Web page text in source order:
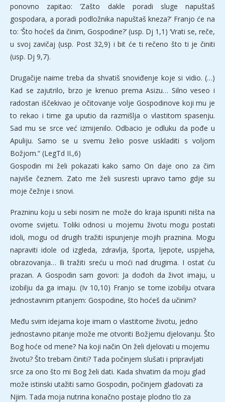
ponovno zapitao: ‘Zašto dakle poradi sluge napuštaš
gospodara, a poradi podložnika napuštaš kneza?’ Franjo će na
to: ‘Što hoćeš da činim, Gospodine?’ (usp. Dj 1,1) ‘Vrati se, reče,
u svoj zavičaj (usp. Post 32,9) i bit će ti rečeno što ti je činiti
(usp. Dj 9,7).
Drugačije naime treba da shvatiš snoviđenje koje si vidio. (…)
Kad se zajutrilo, brzo je krenuo prema Asizu… Silno veseo i
radostan iščekivao je očitovanje volje Gospodinove koji mu je
to rekao i time ga uputio da razmišlja o vlastitom spasenju.
Sad mu se srce već izmijenilo. Odbacio je odluku da pođe u
Apuliju. Samo se u svemu želio posve uskladiti s voljom
Božjom.“ (LegTd II.,6)
Gospodin mi želi pokazati kako samo On daje ono za čim
najviše čeznem. Zato me želi susresti upravo tamo gdje su
moje čežnje i snovi.
Prazninu koju u sebi nosim ne može do kraja ispuniti ništa na
ovome svijetu. Toliki odnosi u mojemu životu mogu postati
idoli, mogu od drugih tražiti ispunjenje mojih praznina. Mogu
napraviti idole od izgleda, zdravlja, športa, ljepote, uspjeha,
obrazovanja… Ili tražiti sreću u moći nad drugima. I ostat ću
prazan. A Gospodin sam govori: Ja dođoh da život imaju, u
izobilju da ga imaju. (Iv 10,10) Franjo se tome izobilju otvara
jednostavnim pitanjem: Gospodine, što hoćeš da učinim?
Među svim idejama koje imam o vlastitome životu, jedno
jednostavno pitanje može me otvoriti Božjemu djelovanju. Što
Bog hoće od mene? Na koji način On želi djelovati u mojemu
životu? Što trebam činiti? Tada počinjem slušati i pripravljati
srce za ono što mi Bog želi dati. Kada shvatim da moju glad
može istinski utažiti samo Gospodin, počinjem gladovati za
Njim. Tada moja nutrina konačno postaje plodno tlo za